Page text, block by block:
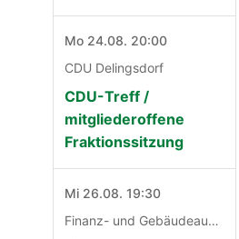
Mo 24.08. 20:00
CDU Delingsdorf
CDU-Treff /
mitgliederoffene
Fraktionssitzung
Mi 26.08. 19:30
Finanz- und Gebäudeausschuß